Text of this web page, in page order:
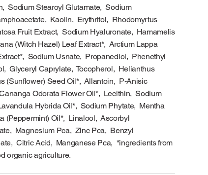
Sodium Stearoyl Glutamate, Sodium
Kaolin, Erythritol, Rhodomyrtus
Fruit Extract, Sodium Hyaluronate, Hamamelis
(Witch Hazel) Leaf Extract*, Arctium Lappa
Sodium Usnate, Propanediol, Phenethyl
Glyceryl Caprylate, Tocopherol, Helianthus
(Sunflower) Seed Oil*, Allantoin, P-Anisic
Odorata Flower Oil*, Lecithin, Sodium
Hybrida Oil*, Sodium Phytate, Mentha
(Peppermint) Oil*, Linalool, Ascorbyl
Magnesium Pca, Zinc Pca, Benzyl
Citric Acid, Manganese Pca, *ingredients from
organic agriculture.